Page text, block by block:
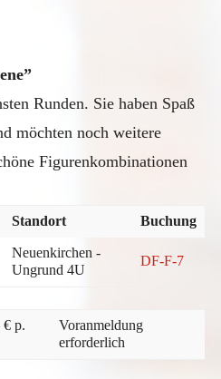
Runden. Sie haben Spaß
möchten noch weitere
Figurenkombinationen
Standort Buchung
Neuenkirchen -
Ungrund 4U
DF-F-7
€ p.
Voranmeldung
erforderlich